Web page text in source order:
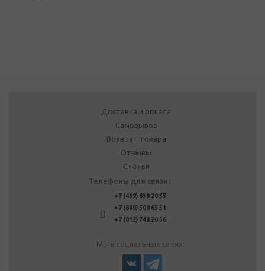
Доставка и оплата
Самовывоз
Возврат товара
Отзывы
Статьи
Телефоны для связи:
+7 (499) 638 20 55
+7 (800) 500 65 31
+7 (812) 748 20 56
Мы в социальных сетях: